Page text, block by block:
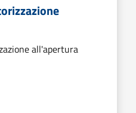
all'apertura